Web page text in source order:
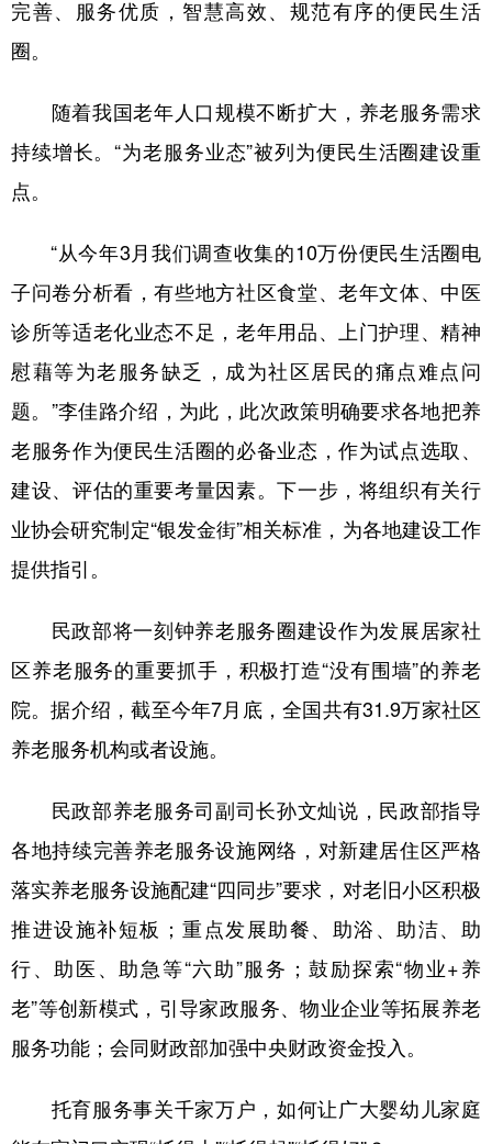
完善、服务优质，智慧高效、规范有序的便民生活
圈。
随着我国老年人口规模不断扩大，养老服务需求
持续增长。“为老服务业态”被列为便民生活圈建设重
点。
“从今年3月我们调查收集的10万份便民生活圈电
子问卷分析看，有些地方社区食堂、老年文体、中医
诊所等适老化业态不足，老年用品、上门护理、精神
慰藉等为老服务缺乏，成为社区居民的痛点难点问
题。”李佳路介绍，为此，此次政策明确要求各地把养
老服务作为便民生活圈的必备业态，作为试点选取、
建设、评估的重要考量因素。下一步，将组织有关行
业协会研究制定“银发金街”相关标准，为各地建设工作
提供指引。
民政部将一刻钟养老服务圈建设作为发展居家社
区养老服务的重要抓手，积极打造“没有围墙”的养老
院。据介绍，截至今年7月底，全国共有31.9万家社区
养老服务机构或者设施。
民政部养老服务司副司长孙文灿说，民政部指导
各地持续完善养老服务设施网络，对新建居住区严格
落实养老服务设施配建“四同步”要求，对老旧小区积极
推进设施补短板；重点发展助餐、助浴、助洁、助
行、助医、助急等“六助”服务；鼓励探索“物业+养
老”等创新模式，引导家政服务、物业企业等拓展养老
服务功能；会同财政部加强中央财政资金投入。
托育服务事关千家万户，如何让广大婴幼儿家庭